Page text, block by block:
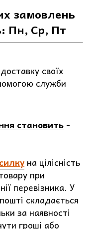
замовлень
Пн, Ср, Пт
своїх
служби
становить -
на цілісність
при
перевізника. У
складається
за наявності
гроші або